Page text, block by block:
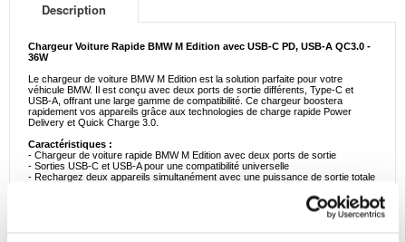
Description
Chargeur Voiture Rapide BMW M Edition avec USB-C PD, USB-A QC3.0 -
36W
Le chargeur de voiture BMW M Edition est la solution parfaite pour votre
véhicule BMW. Il est conçu avec deux ports de sortie différents, Type-C et
USB-A, offrant une large gamme de compatibilité. Ce chargeur boostera
rapidement vos appareils grâce aux technologies de charge rapide Power
Delivery et Quick Charge 3.0.
Caractéristiques :
- Chargeur de voiture rapide BMW M Edition avec deux ports de sortie
- Sorties USB-C et USB-A pour une compatibilité universelle
- Rechargez deux appareils simultanément avec une puissance de sortie totale
- Prend en charge les protocoles de charge rapide Power Delivery et Quick
- La charge de voiture BMW M Edition offre également une charge totalement